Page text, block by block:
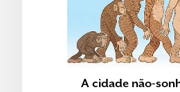
A cidade não-